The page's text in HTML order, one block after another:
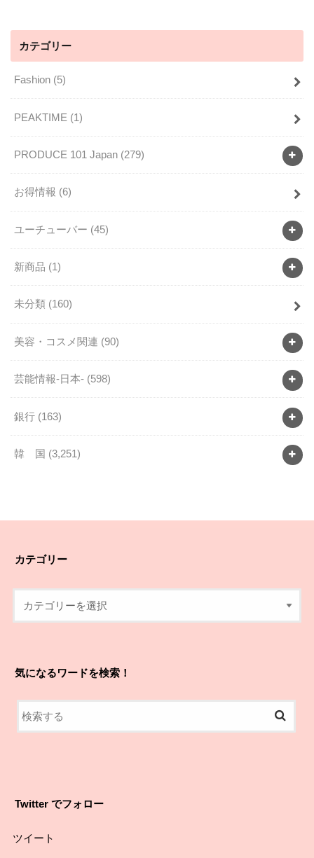
カテゴリー
Fashion (5)
PEAKTIME (1)
PRODUCE 101 Japan (279)
お得情報 (6)
ユーチューバー (45)
新商品 (1)
未分類 (160)
美容・コスメ関連 (90)
芸能情報-日本- (598)
銀行 (163)
韓 国 (3,251)
カテゴリー
気になるワードを検索！
Twitter でフォロー
ツイート